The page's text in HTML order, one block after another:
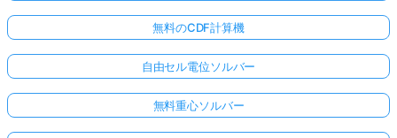
無料のCDF計算機
自由セル電位ソルバー
無料重心ソルバー